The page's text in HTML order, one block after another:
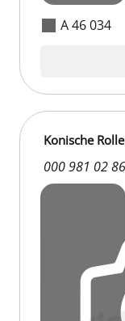
A 46 034
Konische
000 981 02